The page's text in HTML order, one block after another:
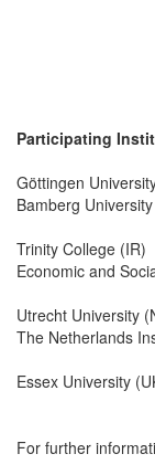
Participating
Göttingen
Bamberg
Trinity College (IR)
Economic and
Utrecht University
The Netherlands
Essex University
For further